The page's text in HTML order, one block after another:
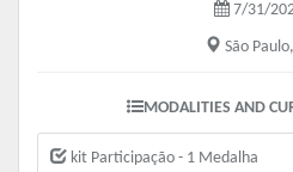
7/31/
São
MODALITIES AND
kit Participação - 1 Medalha